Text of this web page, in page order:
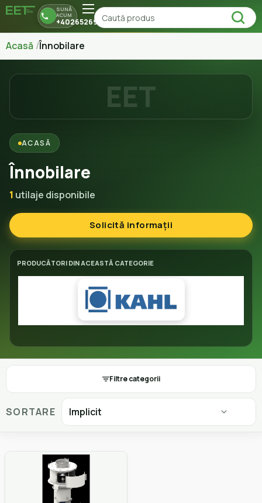
SUNĂ
ACUM
+40265269150
Acasă Înnobilare
ACASĂ
Înnobilare
1 utilaje disponibile
Solicită informații
EET
PRODUCĂTORI DIN ACEASTĂ CATEGORIE
Filtre categorii
SORTARE